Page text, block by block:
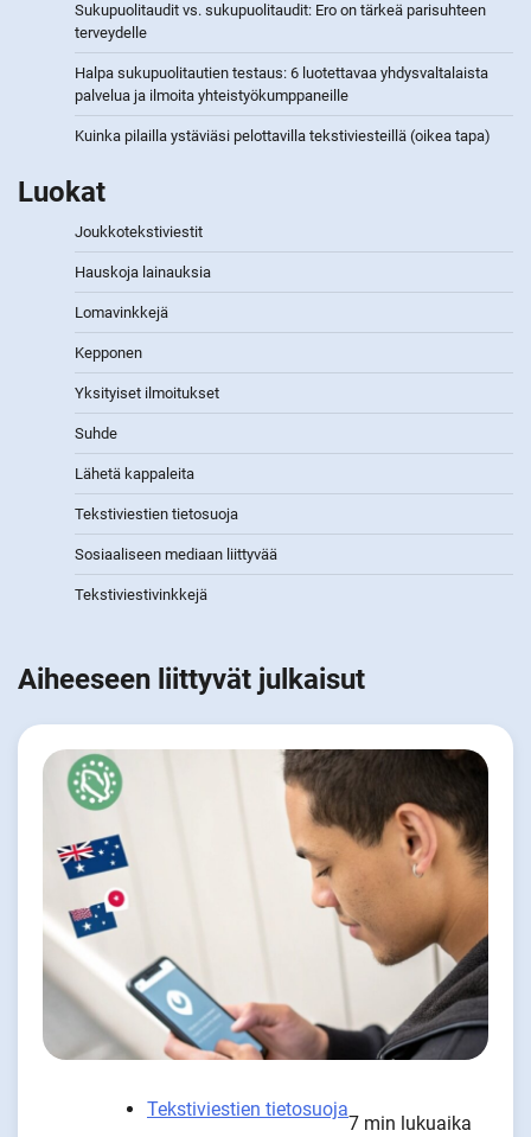
Sukupuolitaudit vs. sukupuolitaudit: Ero on tärkeä parisuhteen
terveydelle
Halpa sukupuolitautien testaus: 6 luotettavaa yhdysvaltalaista
palvelua ja ilmoita yhteistyökumppaneille
Kuinka pilailla ystäviäsi pelottavilla tekstiviesteillä (oikea tapa)
Luokat
Joukkotekstiviestit
Hauskoja lainauksia
Lomavinkkejä
Kepponen
Yksityiset ilmoitukset
Suhde
Lähetä kappaleita
Tekstiviestien tietosuoja
Sosiaaliseen mediaan liittyvää
Tekstiviestivinkkejä
Aiheeseen liittyvät julkaisut
Tekstiviestien tietosuoja
7 min lukuaika